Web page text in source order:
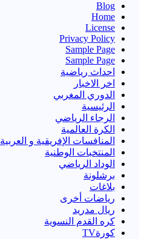
Blog
Home
License
Privacy Policy
Sample Page
Sample Page
احداث رياضية
اخر الاخبار
الدوري المغربي
الرئيسية
الرجاء الرياضي
الكرة العالمية
المنافسات الإفريقية و العربية
المنتخبات الوطنية
الوداد الرياضي
برشلونة
بلاغات
رياضات أخرى
ريال مدريد
كره القدم النسوية
كورةTV